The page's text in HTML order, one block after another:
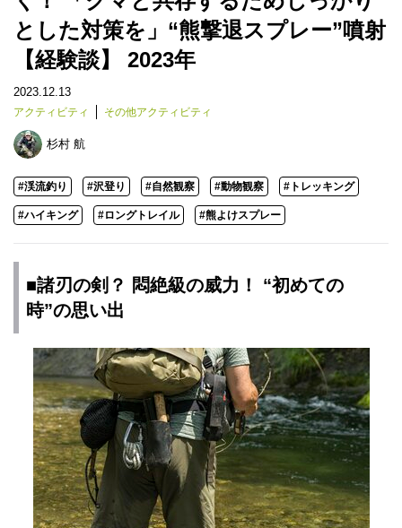
とした対策を」“熊撃退スプレー”噴射
【経験談】 2023年
2023.12.13
アクティビティ その他アクティビティ
杉村 航
#渓流釣り #沢登り #自然観察 #動物観察 #トレッキング
#ハイキング #ロングトレイル #熊よけスプレー
■諸刃の剣？ 悶絶級の威力！ “初めての
時”の思い出